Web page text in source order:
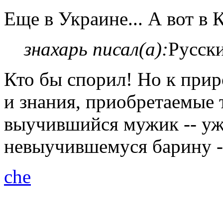
Еще в Украине... А вот в
знахарь писал(а):
Кто бы спорил! Но к
и знания, приобретаемые
выучившийся мужик --
невыучившемуся барину
che